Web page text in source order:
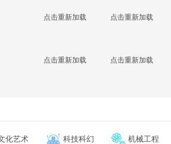
点击重新加载 点击重新加载
点击重新加载 点击重新加载
化艺术 科技科幻 机械工程